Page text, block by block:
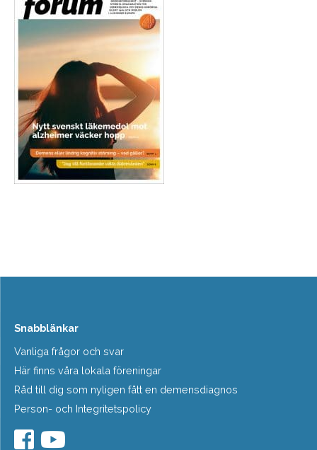
Snabblänkar
Vanliga frågor och svar
Här finns våra lokala föreningar
Råd till dig som nyligen fått en demensdiagnos
Person- och Integritetspolicy